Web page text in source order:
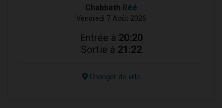
Chabbath Réé
Vendredi 7 Août 2026
Entrée à 20:20
Sortie à 21:22
Changer de ville